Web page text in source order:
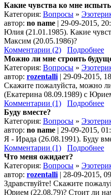
Какие чувства ко мне
Категория: Вопросы »
автор: no name | 29-09-2015,
Юлия (21.01.1985). Какие
Максим (20.05.1986)?
Комментарии (2)
Подробнее
Можно ли мне строить
Категория: Вопросы »
автор: rozentalli | 29-09-2015,
Скажите пожалуйста, можно
(Екатерина 08.09.1989) с
Комментарии (1)
Подробнее
Буду вместе?
Категория: Вопросы »
автор: no name | 29-09-2015,
Я - Ирада (26.08.1991). Буду
Комментарии (1)
Подробнее
Что меня ожидает?
Категория: Вопросы »
автор: rozentalli | 28-09-2015,
Здравствуйте! Скажите
Юрием (22.08.79)? Стоит ли